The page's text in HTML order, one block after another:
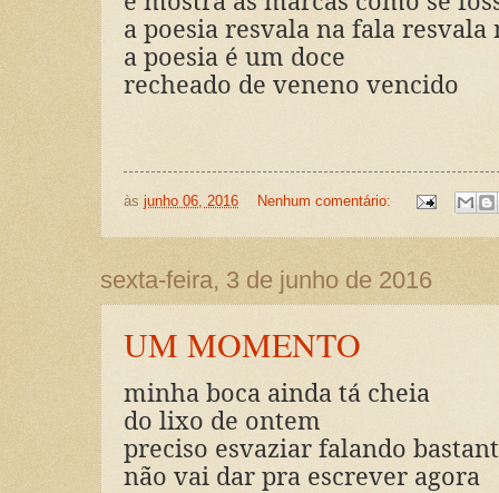
a poesia resvala na fala resvala
a poesia é um doce
recheado de veneno vencido
às junho 06, 2016 Nenhum comentário:
sexta-feira, 3 de junho de 2016
UM MOMENTO
minha boca ainda tá cheia
do lixo de ontem
preciso esvaziar falando
não vai dar pra escrever agora